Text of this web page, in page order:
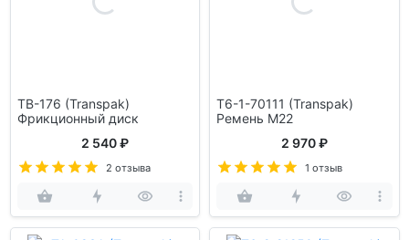
TB-176 (Transpak)
Фрикционный диск
2 540 ₽
2 отзыва
T6-1-70111 (Transpak)
Ремень М22
2 970 ₽
1 отзыв